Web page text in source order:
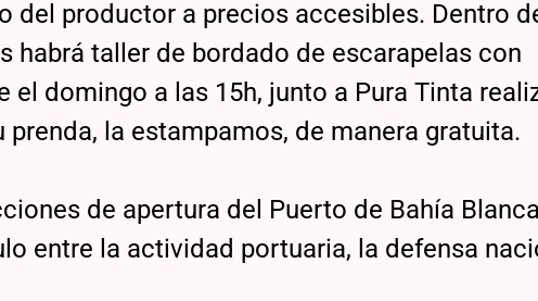
del productor a precios accesibles. Dentro
habrá taller de bordado de escarapelas con
domingo a las 15h, junto a Pura Tinta
la estampamos, de manera gratuita.
de apertura del Puerto de Bahía
entre la actividad portuaria, la defensa